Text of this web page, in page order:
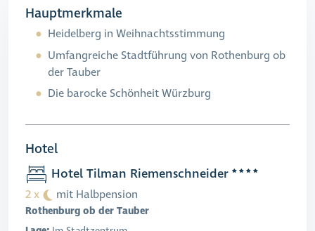
Hauptmerkmale
Heidelberg in Weihnachtsstimmung
Umfangreiche Stadtführung von Rothenburg ob
der Tauber
Die barocke Schönheit Würzburg
Hotel
Hotel Tilman Riemenschneider
2 x mit Halbpension
Rothenburg ob der Tauber